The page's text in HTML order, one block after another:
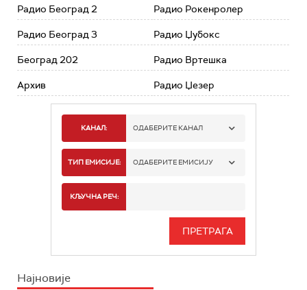
Радио Београд 2
Радио Београд 3
Београд 202
Архив
Радио Рокенролер
Радио Џубокс
Радио Вртешка
Радио Џезер
КАНАЛ: ОДАБЕРИТЕ КАНАЛ
РАДИО БЕОГРАД 1
РАДИО БЕОГРАД 3
ТИП ЕМИСИЈЕ: ОДАБЕРИТЕ ЕМИСИЈУ
ИНФО
КЉУЧНА РЕЧ:
Најновије